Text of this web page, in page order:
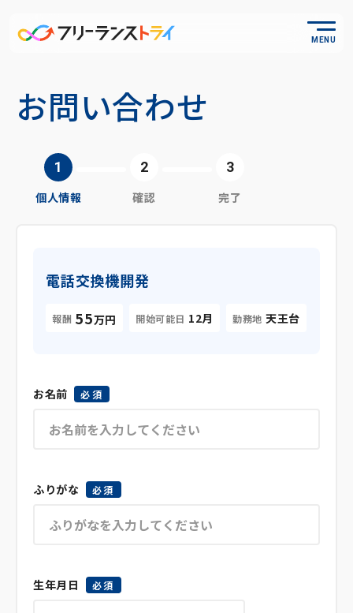
MENU
お問い合わせ
個人情報 確認 完了
電話交換機開発
報酬 55万円 開始可能日 12月 勤務地 天王台
お名前 必須
ふりがな 必須
生年月日 必須